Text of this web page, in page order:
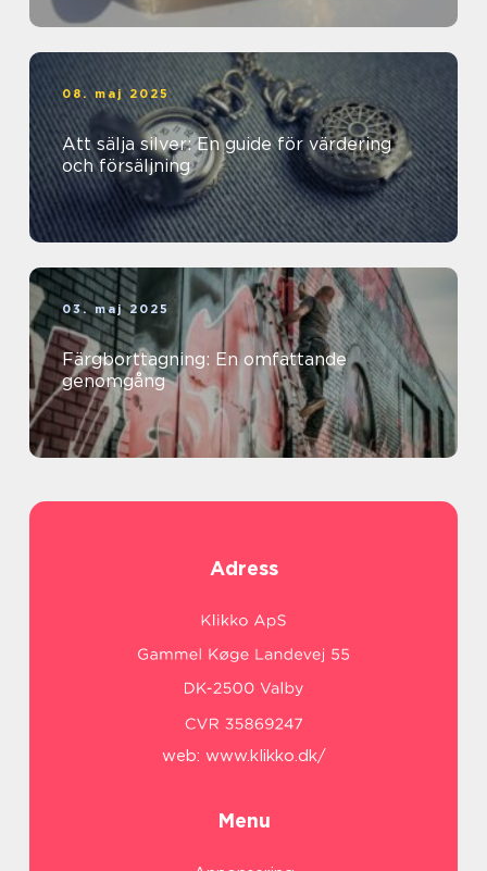
08. maj 2025
Att sälja silver: En guide för värdering
och försäljning
03. maj 2025
Färgborttagning: En omfattande
genomgång
Adress
web: www.klikko.dk/
Menu